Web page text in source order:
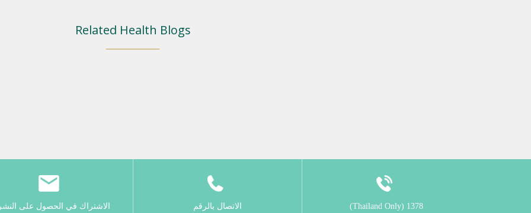
Related Health Blogs
1378 (Thailand Only)
الاتصال بالرقم
الاشتراك في الحصول على